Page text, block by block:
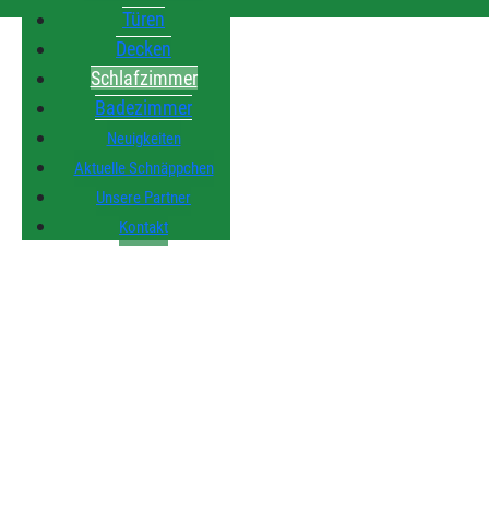
Türen
Decken
Schlafzimmer
Badezimmer
Neuigkeiten
Aktuelle Schnäppchen
Unsere Partner
Kontakt